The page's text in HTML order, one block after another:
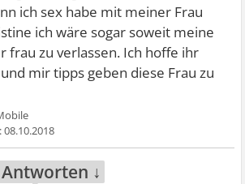
ich sex habe mit meiner Frau
ich wäre sogar soweit meine
frau zu verlassen. Ich hoffe ihr
mir tipps geben diese Frau zu
08.10.2018
↓